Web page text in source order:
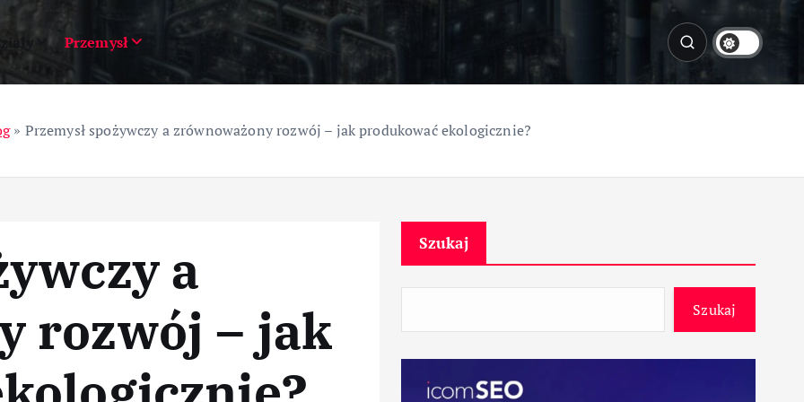
Przemysł
» Przemysł spożywczy a zrównoważony rozwój – jak produkować ekologicznie?
a
rozwój – jak
Szukaj
Szukaj